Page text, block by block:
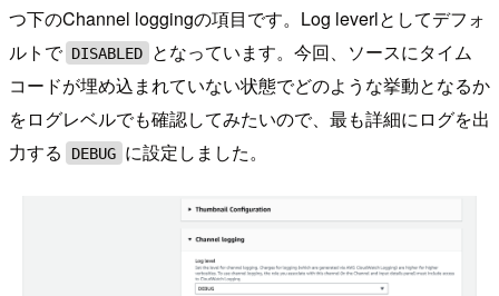
つ下のChannel loggingの項目です。Log leverlとしてデフォ
ルトで DISABLED
となっています。今回、ソースにタイム
コードが埋め込まれていない状態でどのような挙動となるか
をログレベルでも確認してみたいので、最も詳細にログを出
力する
DEBUG に設定しました。